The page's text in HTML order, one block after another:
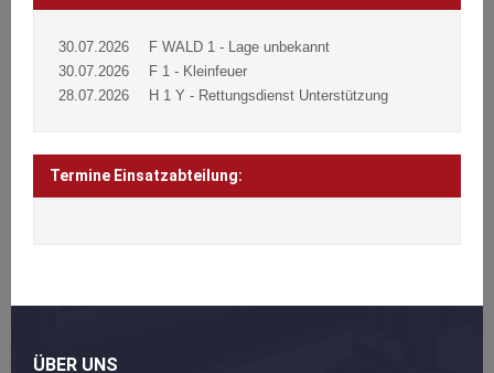
30.07.2026
F WALD 1 - Lage unbekannt
30.07.2026
F 1 - Kleinfeuer
28.07.2026
H 1 Y - Rettungsdienst Unterstützung
Termine Einsatzabteilung:
ÜBER UNS